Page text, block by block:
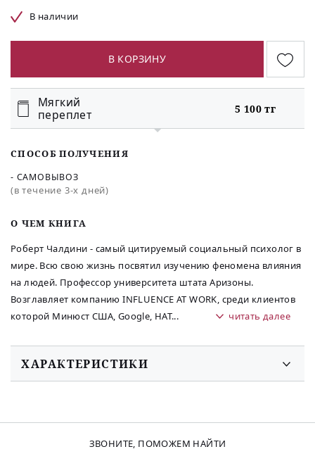
O ЧЕМ КНИГА
Роберт Чалдини - самый цитируемый социальный психолог в
мире. Всю свою жизнь посвятил изучению феномена влияния
на людей. Профессор университета штата Аризоны.
Возглавляет компанию INFLUENCE AT WORK, среди клиентов
которой Минюст США, Google, НАТ... читать далее
В наличии
В КОРЗИНУ
Мягкий
переплет
5 100 тг
СПОСОБ ПОЛУЧЕНИЯ
- САМОВЫВОЗ
(в течение 3-х дней)
ХАРАКТЕРИСТИКИ
ЗВОНИТЕ, ПОМОЖЕМ НАЙТИ